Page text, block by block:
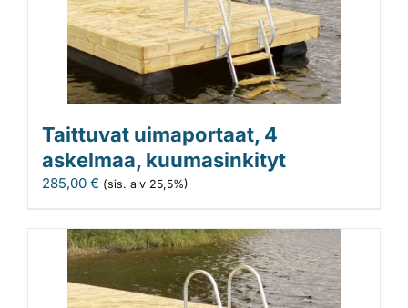
Taittuvat uimaportaat, 4
askelmaa, kuumasinkityt
285,00 € (sis. alv 25,5%)